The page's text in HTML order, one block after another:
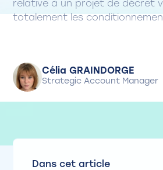
relative à un projet de décret
totalement les
Célia GRAINDORGE
Strategic Account Manager
Dans cet article